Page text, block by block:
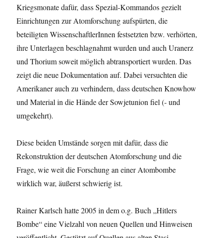
Kriegsmonate dafür, dass Spezial-Kommandos gezielt
Einrichtungen zur Atomforschung aufspürten, die
beteiligten WissenschaftlerInnen festsetzten bzw. verhörten,
ihre Unterlagen beschlagnahmt wurden und auch Uranerz
und Thorium soweit möglich abtransportiert wurden. Das
zeigt die neue Dokumentation auf. Dabei versuchten die
Amerikaner auch zu verhindern, dass deutschen Knowhow
und Material in die Hände der Sowjetunion fiel (- und
umgekehrt).
Diese beiden Umstände sorgen mit dafür, dass die
Rekonstruktion der deutschen Atomforschung und die
Frage, wie weit die Forschung an einer Atombombe
wirklich war, äußerst schwierig ist.
Rainer Karlsch hatte 2005 in dem o.g. Buch „Hitlers
Bombe“ eine Vielzahl von neuen Quellen und Hinweisen